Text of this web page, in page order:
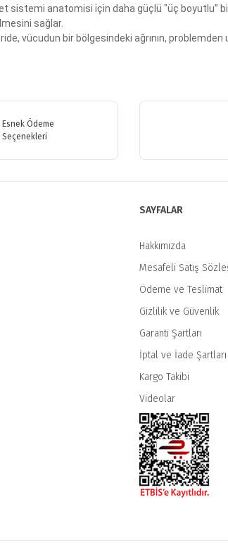
sistemi anatomisi için daha güçlü "üç boyutlu”
sağlar.
vücudun bir bölgesindeki ağrının,
bozuk veya görüntülenemiyor.
Esnek Ödeme
Seçenekleri
SAYFALAR
Hakkımızda
Mesafeli Satış
Ödeme ve Teslimat
Gizlilik ve Güvenlik
Garanti Şartları
İptal ve İade Şartları
Kargo Takibi
Videolar